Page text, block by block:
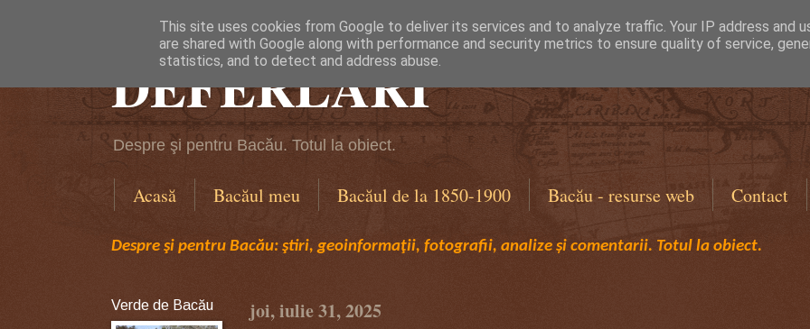
DEFERLĂRI
Despre şi pentru Bacău. Totul la obiect.
Acasă Bacăul meu Bacăul de la 1850-1900 Bacău - resurse web Contact
Despre şi pentru Bacău: ştiri, geoinformaţii, fotografii, analize și comentarii. Totul la obiect.
joi, iulie 31, 2025
Verde de Bacău
This site uses cookies from Google to deliver its services and to analyze traffic. Your IP address and
are shared with Google along with performance and security metrics to ensure quality of service,
statistics, and to detect and address abuse.